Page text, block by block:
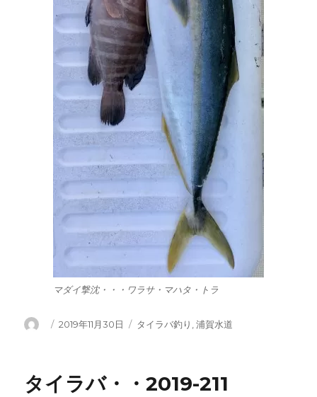
マダイ撃沈・・・ワラサ・マハタ・トラ
投 投
2019年11月30日
カ
ー
タイラバ釣り ,浦賀水道
タイラバ・・2019-211